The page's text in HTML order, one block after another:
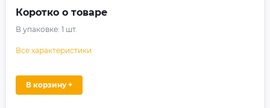
Коротко о товаре
В упаковке: 1 шт.
Все характеристики
В корзину +